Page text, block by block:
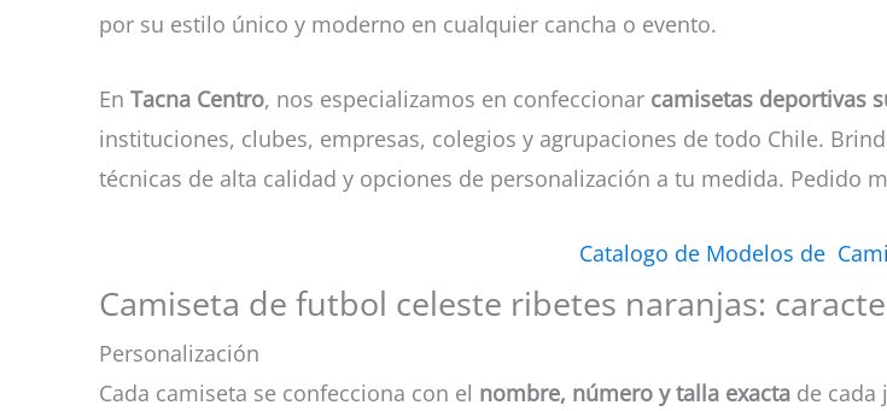
por su estilo único y moderno en cualquier cancha o evento.
En Tacna Centro, nos especializamos en confeccionar camisetas deportivas
instituciones, clubes, empresas, colegios y agrupaciones de todo Chile.
técnicas de alta calidad y opciones de personalización a tu medida. Pedido
Catalogo de Modelos de
Camiseta de futbol celeste ribetes naranjas:
Personalización
Cada camiseta se confecciona con el nombre, número y talla exacta de cada